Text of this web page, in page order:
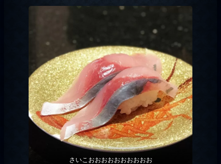
さいこおおおおおおおおおお